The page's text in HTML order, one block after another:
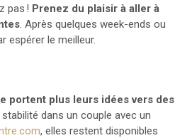
pas ! Prenez du plaisir à aller à
. Après quelques week-ends ou
espérer le meilleur.
portent plus leurs idées vers des
dans un couple avec un
, elles restent disponibles